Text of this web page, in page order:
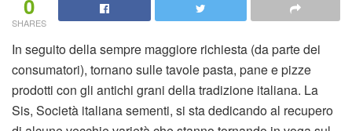
0
SHARES
In seguito della sempre maggiore richiesta (da parte dei
consumatori), tornano sulle tavole pasta, pane e pizze
prodotti con gli antichi grani della tradizione italiana. La
Sis, Società italiana sementi, si sta dedicando al recupero